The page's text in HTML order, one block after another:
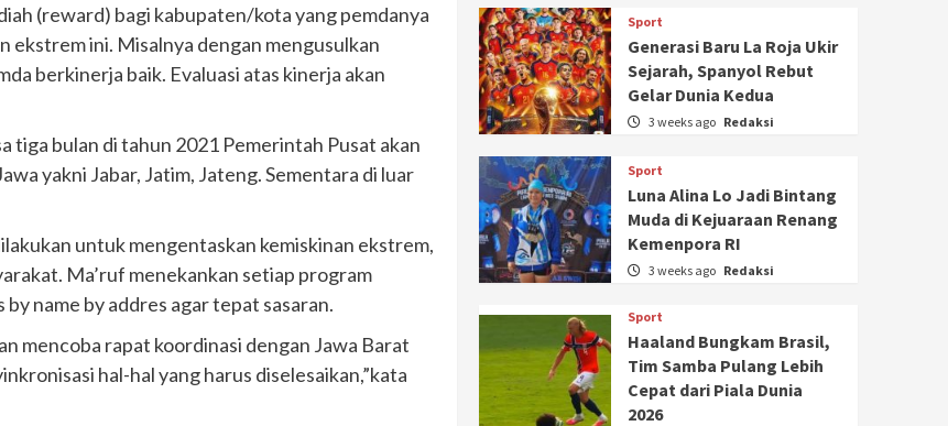
(reward) bagi kabupaten/kota yang pemdanya
ekstrem ini. Misalnya dengan mengusulkan
berkinerja baik. Evaluasi atas kinerja akan
tiga bulan di tahun 2021 Pemerintah Pusat akan
yakni Jabar, Jatim, Jateng. Sementara di luar
untuk mengentaskan kemiskinan ekstrem,
Ma’ruf menekankan setiap program
name by addres agar tepat sasaran.
mencoba rapat koordinasi dengan Jawa Barat
hal-hal yang harus diselesaikan,”kata
Sport
Generasi Baru La Roja Ukir
Sejarah, Spanyol Rebut
Gelar Dunia Kedua
3 weeks ago Redaksi
Sport
Luna Alina Lo Jadi Bintang
Muda di Kejuaraan Renang
Kemenpora RI
3 weeks ago Redaksi
Sport
Haaland Bungkam Brasil,
Tim Samba Pulang Lebih
Cepat dari Piala Dunia
2026